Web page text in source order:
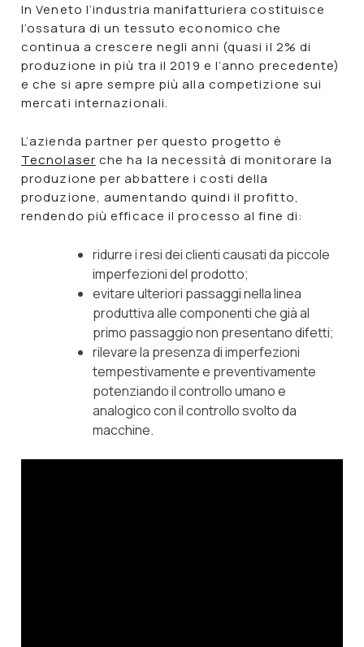
In Veneto l’industria manifatturiera costituisce
l’ossatura di un tessuto economico che
continua a crescere negli anni (quasi il 2% di
produzione in più tra il 2019 e l’anno precedente)
e che si apre sempre più alla competizione sui
mercati internazionali.
L’azienda partner per questo progetto è
Tecnolaser che ha la necessità di monitorare la
produzione per abbattere i costi della
produzione, aumentando quindi il profitto,
rendendo più efficace il processo al fine di:
ridurre i residei clienti causati da piccole
imperfezioni del prodotto;
evitare ulteriori passaggi nella linea
produttiva alle componenti che già al
primo passaggio non presentanodifetti;
rilevare la presenza di imperfezioni
tempestivamente e preventivamente
potenziando il controllo umano e
analogico con il controllo svolto da
macchine.